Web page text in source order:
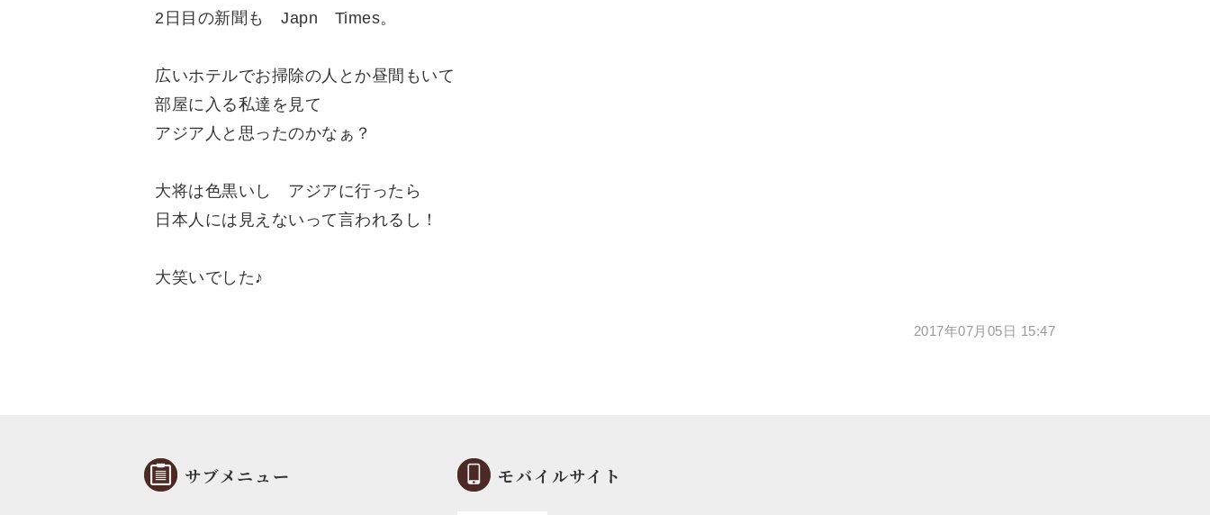
​2日目の新聞も Japn Times。
​広いホテルでお掃除の人とか​昼間もいて
​部屋に入る私達を見て
​アジア人と思ったのかなぁ？
​大将は色黒いし アジアに行ったら
​日本人には見えないって言われるし！
大笑いでした♪
2017年07月05日 15:47
サブメニュー モバイルサイト